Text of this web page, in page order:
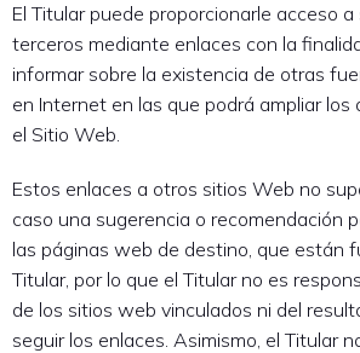
El Titular puede proporcionarle acceso
terceros mediante enlaces con la
informar sobre la existencia de otras
en Internet en las que podrá ampliar
el Sitio Web.
Estos enlaces a otros sitios Web no
caso una sugerencia o recomendación
las páginas web de destino, que están
Titular, por lo que el Titular no es
de los sitios web vinculados ni del
seguir los enlaces. Asimismo, el Titular